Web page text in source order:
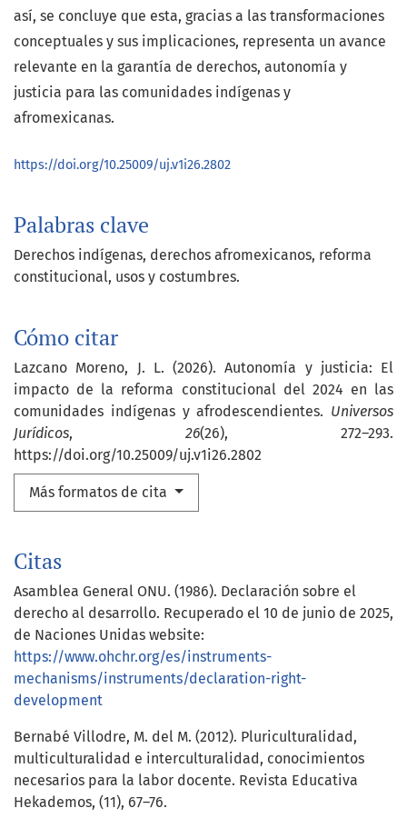
Palabras clave
Derechos indígenas, derechos afromexicanos, reforma
constitucional, usos y costumbres.
Cómo citar
Lazcano Moreno, J. L. (2026). Autonomía y justicia: El
impacto de la reforma constitucional del 2024 en las
comunidades indígenas y afrodescendientes. Universos
Jurídicos, 26(26), 272–293.
https://doi.org/10.25009/uj.v1i26.2802
Más formatos de cita
así, se concluye que esta, gracias a las transformaciones
conceptuales y sus implicaciones, representa un avance
relevante en la garantía de derechos, autonomía y
justicia para las comunidades indígenas y
afromexicanas.
https://doi.org/10.25009/uj.v1i26.2802
Citas
Asamblea General ONU. (1986). Declaración sobre el
derecho al desarrollo. Recuperado el 10 de junio de 2025,
de Naciones Unidas website:
https://www.ohchr.org/es/instruments-
mechanisms/instruments/declaration-right-
development
Bernabé Villodre, M. del M. (2012). Pluriculturalidad,
multiculturalidad e interculturalidad, conocimientos
necesarios para la labor docente. Revista Educativa
Hekademos, (11), 67–76.